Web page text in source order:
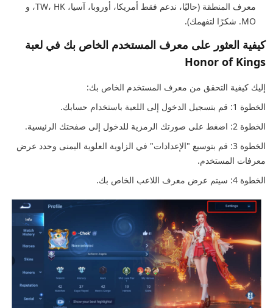
معرف المنطقة (حاليًا، ندعم فقط أمريكا، أوروبا، آسيا، TW، HK، و
MO. شكرًا لتفهمك).
كيفية العثور على معرف المستخدم الخاص بك في لعبة
Honor of Kings
إليك كيفية التحقق من معرف المستخدم الخاص بك:
الخطوة 1: قم بتسجيل الدخول إلى اللعبة باستخدام حسابك.
الخطوة 2: اضغط على صورتك الرمزية للدخول إلى صفحتك الرئيسية.
الخطوة 3: قم بتوسيع "الإعدادات" في الزاوية العلوية اليمنى وحدد عرض
معرفات المستخدم.
الخطوة 4: سيتم عرض معرف اللاعب الخاص بك.